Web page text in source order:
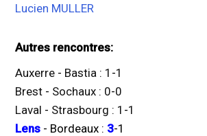
Lucien MULLER
Autres rencontres:
Auxerre - Bastia : 1 -1
Brest - Sochaux : 0-0
Laval - Strasbourg : 1 -1
Lens - Bordeaux : 3-1